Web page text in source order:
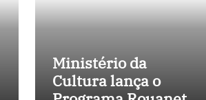
Ministério da
Cultura lança o